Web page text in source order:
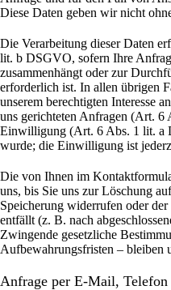
Diese Daten geben wir nicht
Die Verarbeitung dieser Daten
lit. b DSGVO, sofern Ihre
zusammenhängt oder zur
erforderlich ist. In allen übrigen
unserem berechtigten Interesse
uns gerichteten Anfragen (Art.
Einwilligung (Art. 6 Abs. 1 lit. a
wurde; die Einwilligung ist
Die von Ihnen im
uns, bis Sie uns zur Löschung
Speicherung widerrufen oder
entfällt (z. B. nach
Zwingende gesetzliche
Aufbewahrungsfristen – bleiben
Anfrage per E-Mail, Telefon